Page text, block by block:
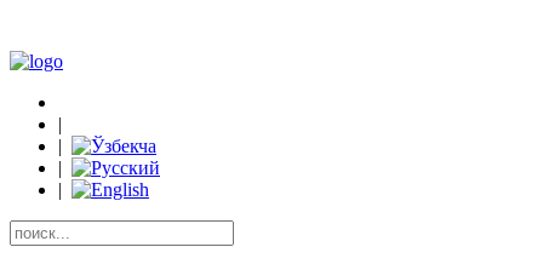
|
|
|
|